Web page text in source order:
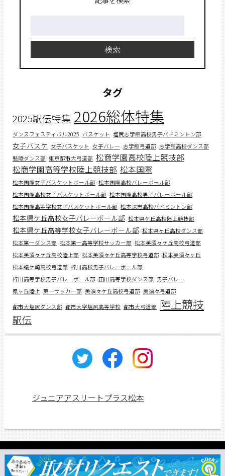
検索
タグ
2025駅伝特集 2026総体特集
ダンスフェスティバル2025 バスケット 塩尻志学館高校男子バドミントン部
女子バスケ 女子バスケット 女子バレー 志学館弓道部 志学館高校ダンス部
懸陵ダンス部 東京都市大弓道部 松商学園高校陸上競技部
松商学園高等学校陸上競技部 松本国際
松本国際女子バスケットボール部 松本国際高校バレーボール部
松本国際高校女子バスケットボール部 松本国際高校男子バレーボール部
松本国際高等学校女子バスケットボール部 松本深志高校バドミントン部
松本県ケ丘高校女子バレーボール部 松本県ケ丘高校陸上競技部
松本県ケ丘高等学校女子バレーボール部 松本県ヶ丘高校ダンス部
松本第一ダンス部 松本第一高等学校サッカー部 松本美須々ケ丘高校弓道部
松本美須々ケ丘高校陸上部 松本美須々ケ丘高等学校弓道部 松本美須々ヶ丘
松本蟻ケ崎高校弓道部 梓川高校男子バレーボール部
梓川高等学校男子バレーボール部 田川高等学校ダンス部 男子バレー
県ヶ丘陸上 第一サッカー部 美須々ケ丘高校弓道部 美須々弓道部
都市大塩尻ダンス部 都市大学塩尻高等学校 都市大弓道部 陸上競技
駅伝
ジュニアアスリートプラス松本